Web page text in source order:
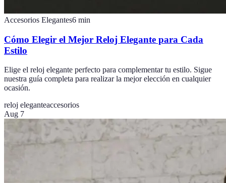
Accesorios Elegantes6 min
Cómo Elegir el Mejor Reloj Elegante para Cada
Estilo
Elige el reloj elegante perfecto para complementar tu estilo. Sigue
nuestra guía completa para realizar la mejor elección en cualquier
ocasión.
reloj eleganteaccesorios
Aug 7